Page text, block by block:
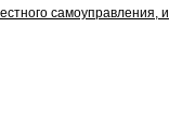
самоуправления, и